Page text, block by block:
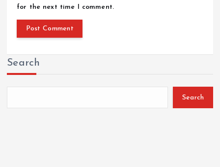
for the next time I comment.
Search
Search